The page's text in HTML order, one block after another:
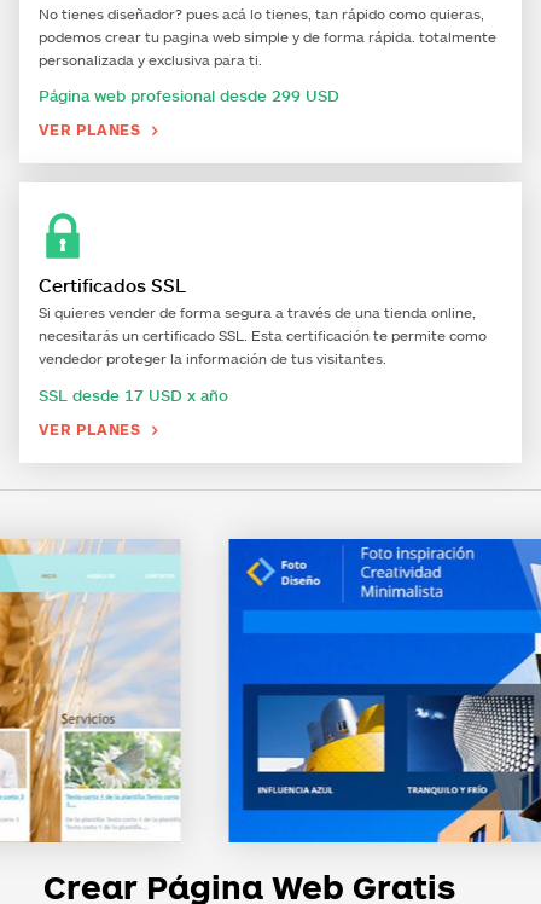
No tienes diseñador? pues acá lo tienes, tan rápido como quieras,
podemos crear tu pagina web simple y de forma rápida. totalmente
personalizada y exclusiva para ti.
Página web profesional desde 299 USD
VER PLANES 
Certificados SSL
Si quieres vender de forma segura a través de una tienda online,
necesitarás un certificado SSL. Esta certificación te permite como
vendedor proteger la información de tus visitantes.
SSL desde 17 USD x año
VER PLANES 
Crear Página Web Gratis